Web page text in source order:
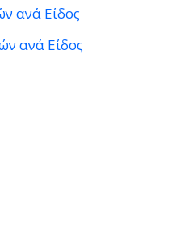
ανά Είδος
ανά Είδος